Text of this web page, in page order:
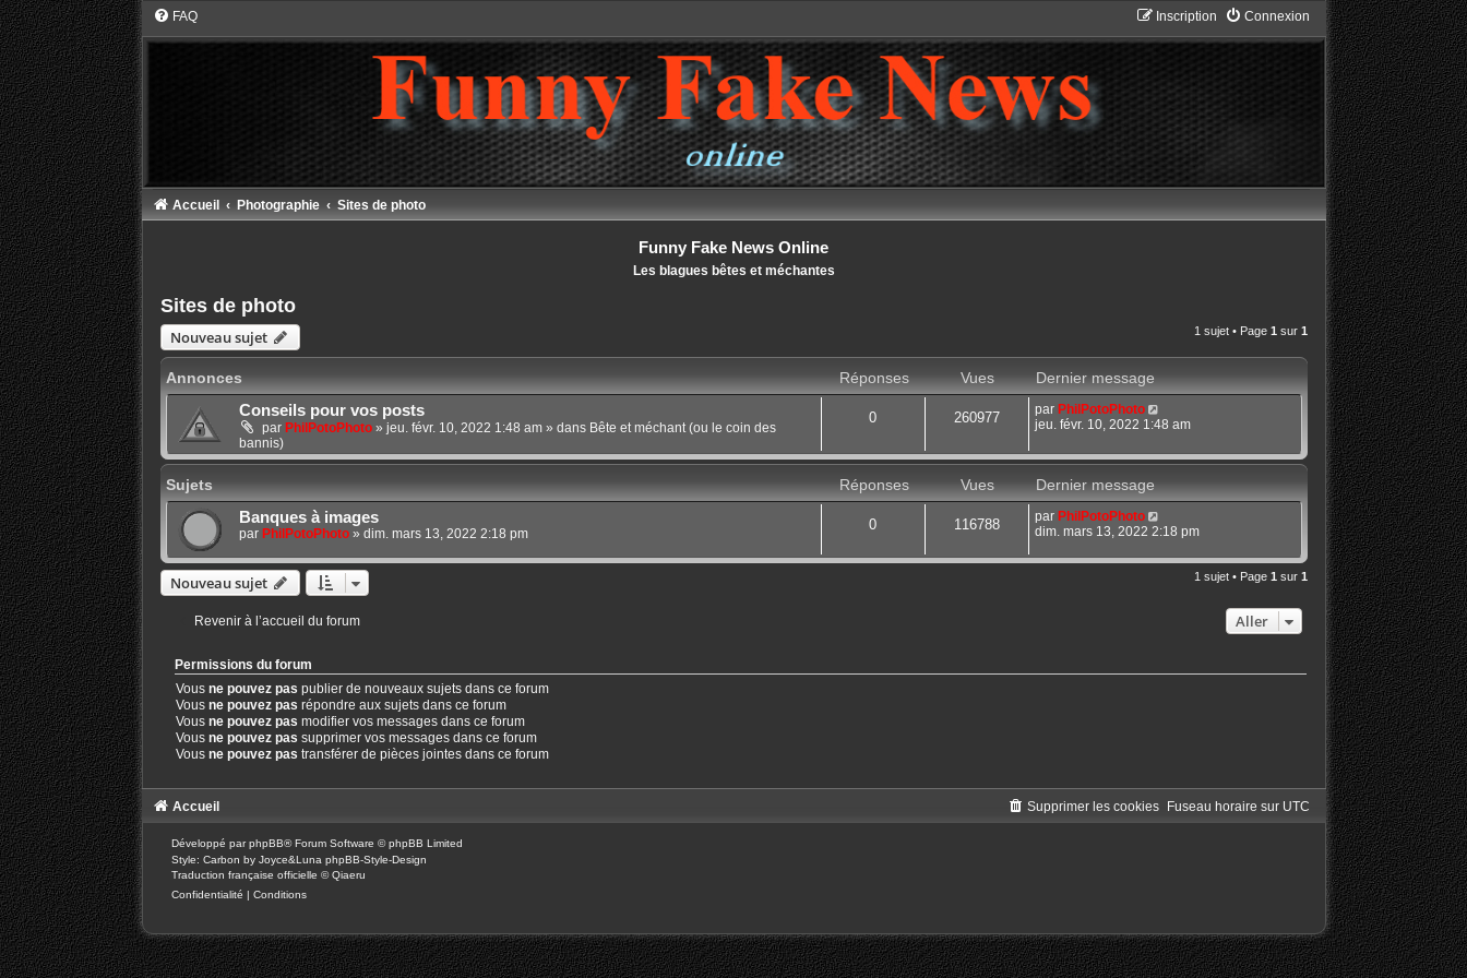
FAQ Connexion
Inscription
Accueil Photographie Sites de photo
Funny Fake News Online
Les blagues bêtes et méchantes
Sites de photo
Nouveau sujet 1 sujet • Page 1 sur 1
Annonces Réponses Vues
Dernier message
Conseils pour vos posts
par PhilPotoPhoto» jeu. févr. 10, 2022 1:48 am» dans Bête et méchant (ou le coin des
bannis)
0 260977 par PhilPotoPhoto
jeu. févr. 10, 2022 1:48 am
Sujets Réponses Vues
Dernier message
Banques à images
par PhilPotoPhoto» dim. mars 13, 2022 2:18 pm
0 116788 par PhilPotoPhoto
dim. mars 13, 2022 2:18 pm
Nouveau sujet 1 sujet • Page 1 sur 1
Revenir à l’accueil du forum Aller
Permissions du forum
Vous ne pouvez pas publier de nouveaux sujets dans ce forum
Vous ne pouvez pas répondre aux sujets dans ce forum
Vous ne pouvez pas modifier vos messages dans ce forum
Vous ne pouvez pas supprimer vos messages dans ce forum
Vous ne pouvez pas transférer de pièces jointes dans ce forum
Accueil Fuseau horaire sur UTC
Supprimer les cookies
Développé parphpBB® Forum Software © phpBB Limited
Style: Carbon by Joyce&Luna phpBB-Style-Design
Traduction française officielle ©Qiaeru
Confidentialité
Conditions